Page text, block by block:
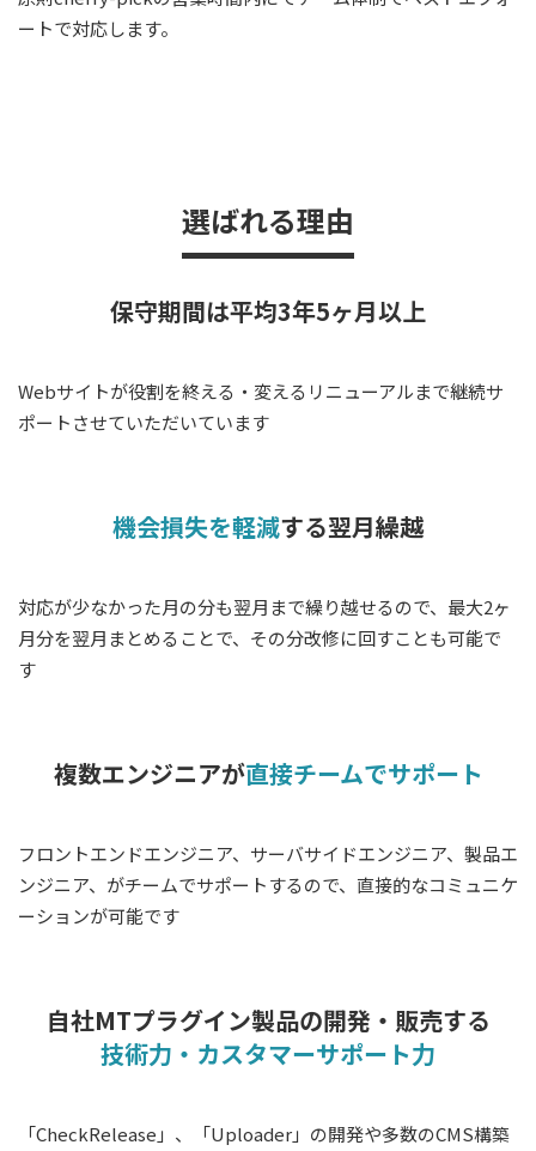
ートで対応します。
選ばれる理由
保守期間は平均3年5ヶ月以上
Webサイトが役割を終える・変えるリニューアルまで継続サ
ポートさせていただいています
機会損失を軽減する翌月繰越
対応が少なかった月の分も翌月まで繰り越せるので、最大2ヶ
月分を翌月まとめることで、その分改修に回すことも可能で
す
複数エンジニアが直接チームでサポート
フロントエンドエンジニア、サーバサイドエンジニア、製品エ
ンジニア、がチームでサポートするので、直接的なコミュニケ
ーションが可能です
自社MTプラグイン製品の開発・販売する
技術力・カスタマーサポート力
「CheckRelease」、「Uploader」の開発や多数のCMS構築